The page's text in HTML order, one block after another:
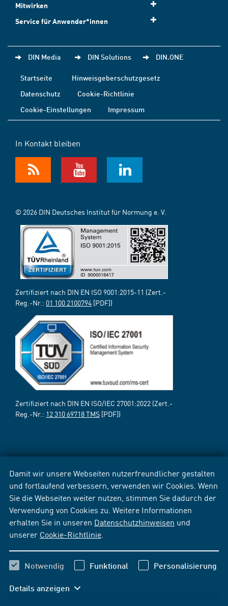
Damit wir unsere Webseiten nutzerfreundlicher gestalten
und fortlaufend verbessern, verwenden wir Cookies. Wenn
Sie die Webseiten weiter nutzen, stimmen Sie dadurch der
Verwendung von Cookies zu. Weitere Informationen
erhalten Sie in unseren Datenschutzhinweisen und
unserer Cookie-Richtlinie
Notwendig Funktional Personalisierung
Details anzeigen
Mitwirken
Service für Anwender*innen
DIN Media DIN Solutions DIN.ONE
Startseite
Hinweisgeberschutzgesetz
Datenschutz
Cookie-Richtlinie
Cookie-Einstellungen
Impressum
In Kontakt bleiben
© 2026 DIN Deutsches Institut für Normung e. V.
Zertifiziert nach DIN EN ISO 9001:2015-11 (Zert.-
Reg.-Nr.: 01 100 2100794 [PDF])
Zertifiziert nach DIN EN ISO/IEC 27001:2022 (Zert.-
Reg.-Nr.: 12 310 69718 TMS [PDF])